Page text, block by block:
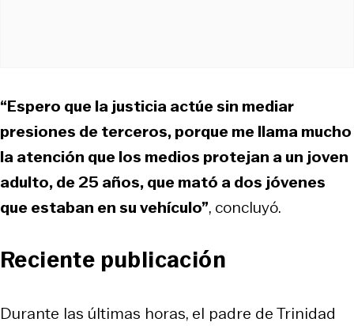
“Espero que la justicia actúe sin mediar
presiones de terceros, porque me llama mucho
la atención que los medios protejan a un joven
adulto, de 25 años, que mató a dos jóvenes
que estaban en su vehículo”, concluyó.
Reciente publicación
Durante las últimas horas, el padre de Trinidad